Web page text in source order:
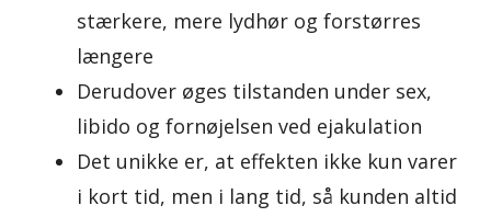
stærkere, mere lydhør og forstørres
længere
Derudover øges tilstanden under sex,
libido og fornøjelsen ved ejakulation
Det unikke er, at effekten ikke kun varer
i kort tid, men i lang tid, så kunden altid